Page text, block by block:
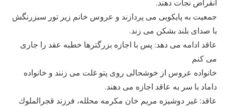
جمعيت به پايكوبى مى پردازند و عروس خانم زير تور سبزرنگش
با صداى بلند بشكن مى زند.
عاقد ادامه مى دهد: پس با اجازه بزرگترها خطبه عقد را جارى
مى كنم
خانواده عروس از خوشحالى روى پتو غلت مى زنند و خانواده
داماد با سر به عاقد اجازه مى دهند.
عاقد: غير دوشيزه مريم خان مكرمه محلله، فرزند قجرالملوك